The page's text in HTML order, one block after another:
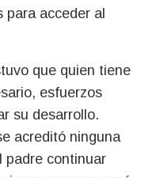
para acceder al
que quien tiene
esfuerzos
su desarrollo.
acreditó ninguna
padre continuar